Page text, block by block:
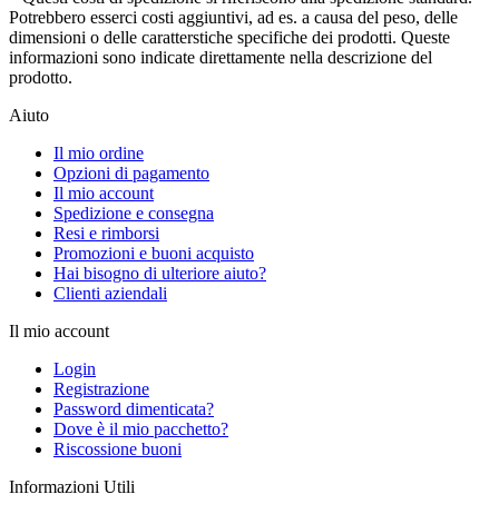
Potrebbero esserci costi aggiuntivi, ad es. a causa del peso, delle
dimensioni o delle caratterstiche specifiche dei prodotti. Queste
informazioni sono indicate direttamente nella descrizione del
prodotto.
Aiuto
Il mio ordine
Opzioni di pagamento
Il mio account
Spedizione e consegna
Resi e rimborsi
Promozioni e buoni acquisto
Hai bisogno di ulteriore aiuto?
Clienti aziendali
Il mio account
Login
Registrazione
Password dimenticata?
Dove è il mio pacchetto?
Riscossione buoni
Informazioni Utili